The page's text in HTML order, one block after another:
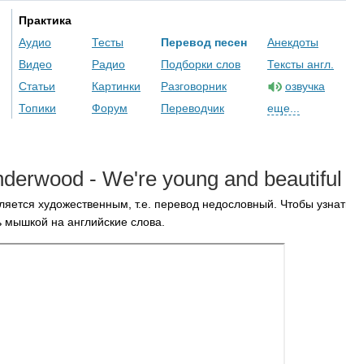
Практика
Аудио
Видео
Статьи
Топики
Тесты
Радио
Картинки
Форум
Перевод песен
Подборки слов
Разговорник
Переводчик
Анекдоты
Тексты англ.
озвучка
еще...
- We're young and beautiful
художественным, т.е. перевод недословный. Чтобы
на английские слова.